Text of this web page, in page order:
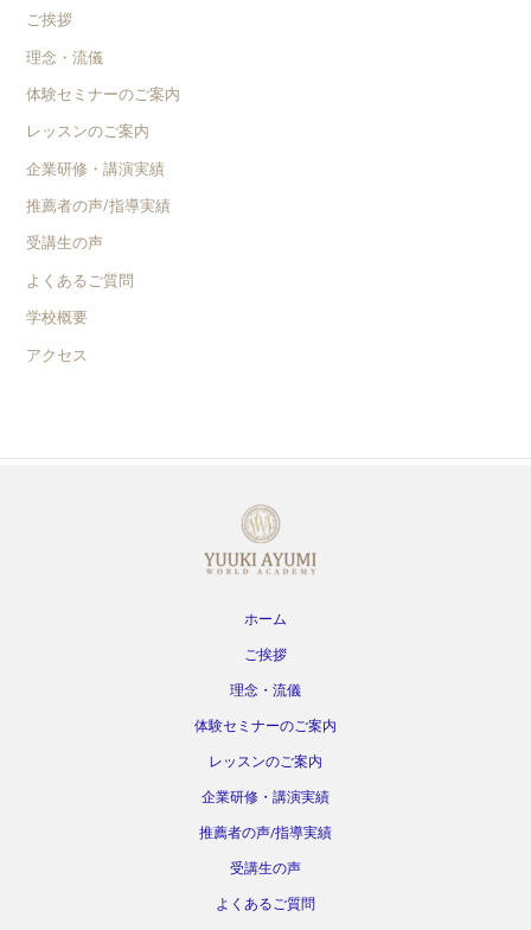
ご挨拶
理念・流儀
体験セミナーのご案内
レッスンのご案内
企業研修・講演実績
推薦者の声/指導実績
受講生の声
よくあるご質問
学校概要
アクセス
ホーム
ご挨拶
理念・流儀
体験セミナーのご案内
レッスンのご案内
企業研修・講演実績
推薦者の声/指導実績
受講生の声
よくあるご質問